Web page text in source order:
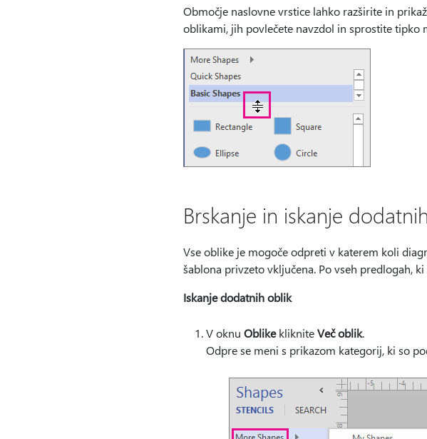
Območje naslovne vrstice lahko razširite in
oblikami, jih povlečete navzdol in sprostite tipko
Brskanje in iskanje
Vse oblike je mogoče odpreti v katerem koli
šablona privzeto vključena. Po vseh predlogah,
Iskanje dodatnih oblik
V oknu OblikeklikniteVeč oblik.
Odpre se meni s prikazom kategorij, ki so